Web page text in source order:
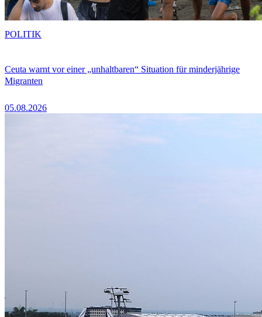
Ceuta warnt vor einer „unhaltbaren“ Situation für minderjährige
Migranten
05.08.2026
POLITIK